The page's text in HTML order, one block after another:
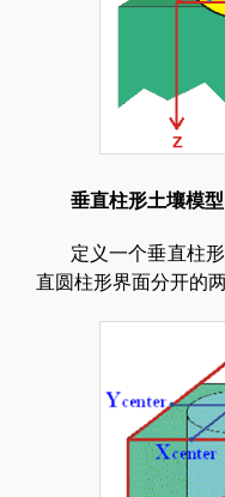
垂直柱形土壤模型
定义一个垂直柱
直圆柱形界面分开的